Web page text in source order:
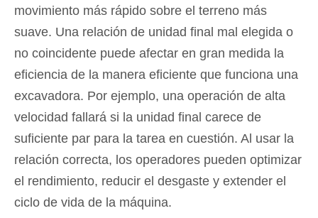
movimiento más rápido sobre el terreno más
suave. Una relación de unidad final mal elegida o
no coincidente puede afectar en gran medida la
eficiencia de la manera eficiente que funciona una
excavadora. Por ejemplo, una operación de alta
velocidad fallará si la unidad final carece de
suficiente par para la tarea en cuestión. Al usar la
relación correcta, los operadores pueden optimizar
el rendimiento, reducir el desgaste y extender el
ciclo de vida de la máquina.